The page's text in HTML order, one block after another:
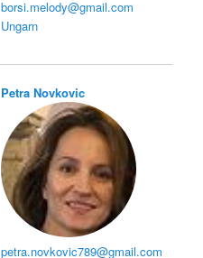
borsi.melody@gmail.com
Ungarn
Petra Novkovic
petra.novkovic789@gmail.com